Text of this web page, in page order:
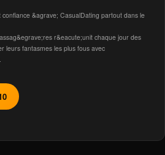
&agrave; CasualDating partout dans le
r&eacute;unit chaque jour des
leurs fantasmes les plus fous avec